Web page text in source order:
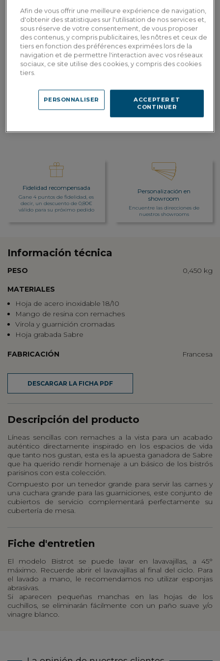
50,00€
42,50€
Dont 0,00€
d'écopart
Por favor, proporcione el texto en francés
que desea que traduzca al español.
3x
Pago en
3 veces con
Entrega a medida
Fidelidad recompensada
Gane 4 puntos de fidelidad, es
decir, un descuento de 0,80€
válido para su próximo pedido
Personalización en
showroom
Encuentre las direcciones de
nuestros showrooms
Información técnica
PESO 0,450 kg
MATERIALES
Hoja de acero inoxidable 18/10
Mango de resina con remaches
Virola y guarnición cromadas
Hoja grabada Sabre
FABRICACIÓN Francesa
DESCARGAR LA FICHA PDF
Descripción del producto
Líneas sencillas con remaches a la vista para un acabado
auténtico directamente inspirado en los espacios de vida
que tanto nos gustan, esta es la apuesta ganadora de Sabre
que ha querido rendir homenaje a un básico de los bistrós
parisinos con esta colección.
Compuesto por un tenedor grande para servir las carnes y
una cuchara grande para las guarniciones, este conjunto de
cubiertos de servicio complementará perfectamente su
cubertería de mesa.
Fiche d'entretien
El modelo Bistrot se puede lavar en lavavajillas, a 45°
máximo. Recuerde abrir el lavavajillas al final del ciclo. Para
el lavado a mano, le recomendamos no utilizar esponjas
abrasivas.
Si aparecen pequeñas manchas en las hojas de los
cuchillos, se eliminarán fácilmente con un paño suave y/o
vinagre blanco.
Afin de vous offrir une meilleure expérience de navigation,
d'obtenir des statistiques sur l'utilisation de nos services et,
sous réserve de votre consentement, de vous proposer
des contenus, y compris publicitaires, les nôtres et ceux de
tiers en fonction des préférences exprimées lors de la
navigation et de permettre l'interaction avec vos réseaux
sociaux, ce site utilise des cookies, y compris des cookies
tiers.
ACCEPTER ET
CONTINUER
PERSONNALISER